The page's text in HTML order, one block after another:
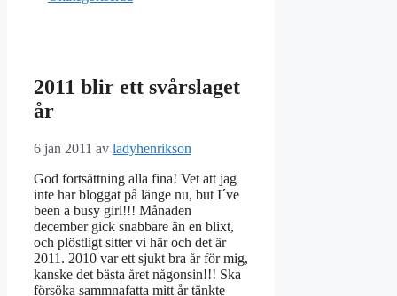
2011 blir ett svårslaget
år
6 jan 2011 av ladyhenrikson
God fortsättning alla fina! Vet att jag
inte har bloggat på länge nu, but I´ve
been a busy girl!!! Månaden
december gick snabbare än en blixt,
och plöstligt sitter vi här och det är
2011. 2010 var ett sjukt bra år för mig,
kanske det bästa året någonsin!!! Ska
försöka sammnafatta mitt år tänkte